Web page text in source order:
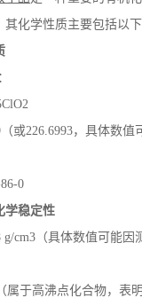
化学性质主要包括以下
（或226.6993，具体数值
0
学稳定性
g/cm3（具体数值可能因
于高沸点化合物，表